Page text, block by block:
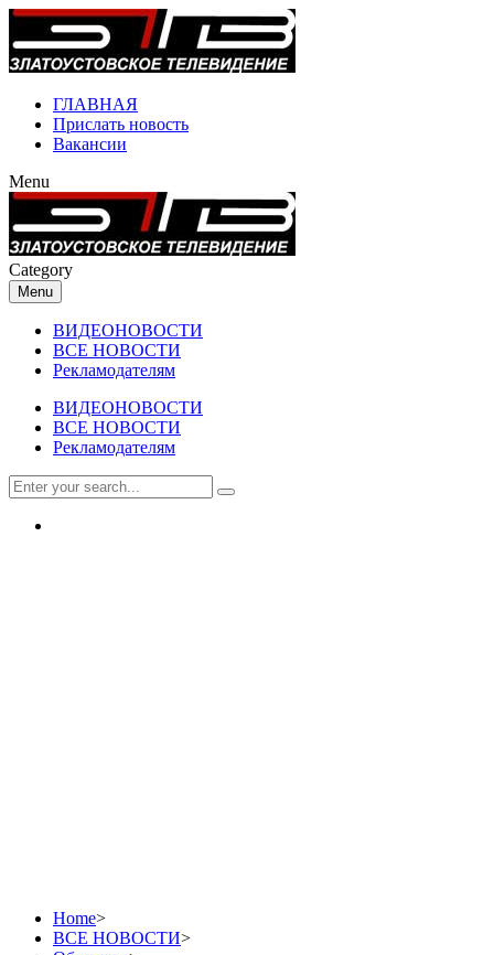
ГЛАВНАЯ
Прислать новость
Вакансии
Menu
Category
Menu
ВИДЕОНОВОСТИ
ВСЕ НОВОСТИ
Рекламодателям
ВИДЕОНОВОСТИ
ВСЕ НОВОСТИ
Рекламодателям
Home>
ВСЕ НОВОСТИ>